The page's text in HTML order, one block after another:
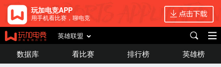
玩加电竞APP
用手机看比赛，聊电竞
英雄联盟
数据库 看比赛 排行榜 英雄榜